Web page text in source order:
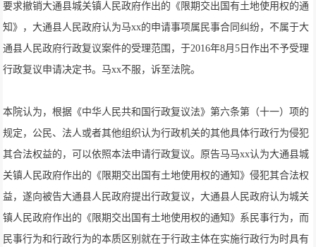
要求撤销大通县城关镇人民政府作出的《限期交出国有土地使用权的通
知》，大通县人民政府认为马xx的申请事项属民事合同纠纷，不属于大
通县人民政府行政复议案件的受理范围，于2016年8月5日作出不予受理
行政复议申请决定书。马xx不服，诉至法院。
本院认为，根据《中华人民共和国行政复议法》第六条第（十一）项的
规定，公民、法人或者其他组织认为行政机关的其他具体行政行为侵犯
其合法权益的，可以依照本法申请行政复议。原告马马xx认为大通县城
关镇人民政府作出的《限期交出国有土地使用权的通知》侵犯其合法权
益，遂向被告大通县人民政府提出行政复议，大通县人民政府认为城关
镇人民政府作出的《限期交出国有土地使用权的通知》系民事行为，而
民事行为和行政行为的本质区别就在于行政主体在实施行政行为时具有